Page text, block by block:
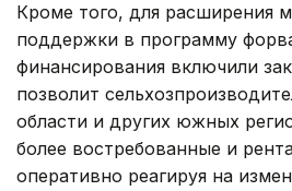
Кроме того, для расширения
поддержки в программу
финансирования включили
позволит
области и других южных
более востребованные и
оперативно реагируя на